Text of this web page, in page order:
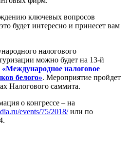
ключевых вопросов
будет интересно и принесет вам
налогового
можно будет на 13-й
«Международное налоговое
белого». Мероприятие пройдет
Налогового саммита.
о конгрессе – на
events/75/2018/или по